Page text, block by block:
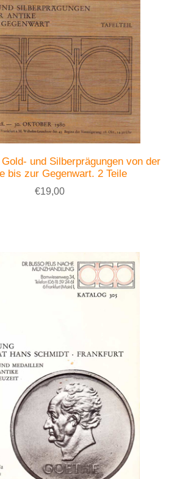
und Silberprägungen von der
bis zur Gegenwart. 2 Teile
€19,00